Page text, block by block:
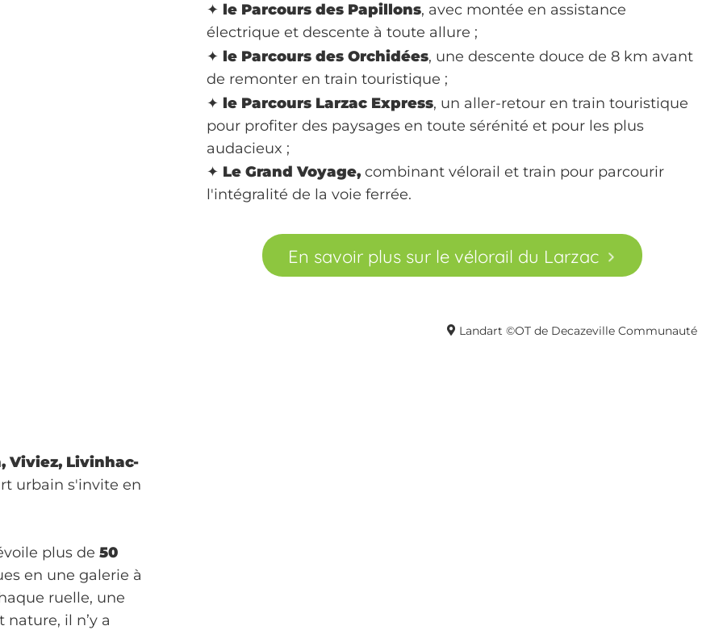
✦ le Parcours des Papillons, avec montée en assistance
électrique et descente à toute allure ;
✦ le Parcours des Orchidées, une descente douce de 8 km avant
de remonter en train touristique ;
✦ le Parcours Larzac Express, un aller-retour en train touristique
pour profiter des paysages en toute sérénité et pour les plus
audacieux ;
✦ Le Grand Voyage, combinant vélorail et train pour parcourir
l'intégralité de la voie ferrée.
En savoir plus sur le vélorail du Larzac
Viviez, Livinhac-
urbain s'invite en
plus de 50
en une galerie à
ruelle, une
il n’y a
Landart ©OT de Decazeville Communauté